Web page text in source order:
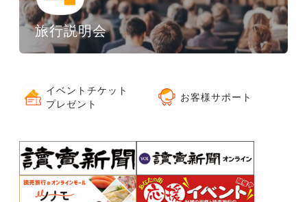
旅行説明会
イベントチケット
プレゼント
お客様サポート